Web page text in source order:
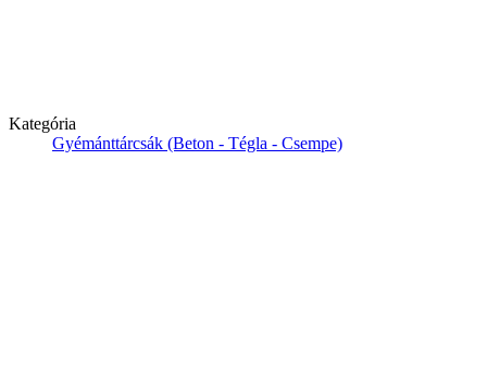
Kategória
Gyémánttárcsák (Beton - Tégla - Csempe)